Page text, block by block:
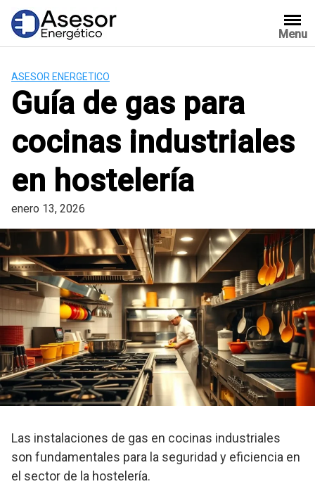
Saltar
contenido
Menu
ASESOR ENERGETICO
Guía de gas para
cocinas industriales
en hostelería
enero 13, 2026
Las instalaciones de gas en cocinas industriales
son fundamentales para la seguridad y eficiencia en
el sector de la hostelería.